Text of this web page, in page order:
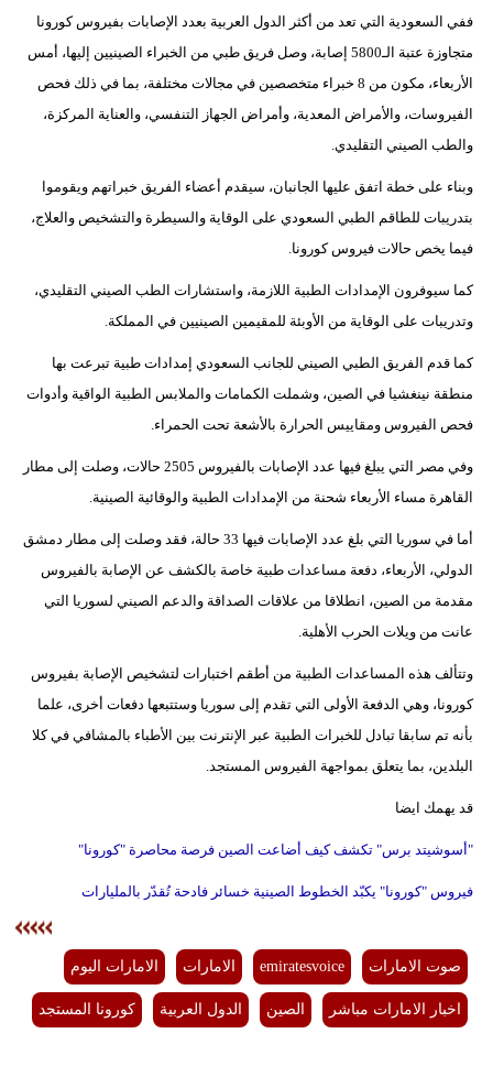
بيئة
مدوَّنات
فيديو
ففي السعودية التي تعد من أكثر الدول العربية بعدد الإصابات بفيروس كورونا
متجاوزة عتبة الـ5800 إصابة، وصل فريق طبي من الخبراء الصينيين إليها، أمس
الأربعاء، مكون من 8 خبراء متخصصين في مجالات مختلفة، بما في ذلك فحص
الفيروسات، والأمراض المعدية، وأمراض الجهاز التنفسي، والعناية المركزة،
والطب الصيني التقليدي.
وبناء على خطة اتفق عليها الجانبان، سيقدم أعضاء الفريق خبراتهم ويقوموا
بتدريبات للطاقم الطبي السعودي على الوقاية والسيطرة والتشخيص والعلاج،
فيما يخص حالات فيروس كورونا.
كما سيوفرون الإمدادات الطبية اللازمة، واستشارات الطب الصيني التقليدي،
وتدريبات على الوقاية من الأوبئة للمقيمين الصينيين في المملكة.
كما قدم الفريق الطبي الصيني للجانب السعودي إمدادات طبية تبرعت بها
منطقة نينغشيا في الصين، وشملت الكمامات والملابس الطبية الواقية وأدوات
فحص الفيروس ومقاييس الحرارة بالأشعة تحت الحمراء.
وفي مصر التي يبلغ فيها عدد الإصابات بالفيروس 2505 حالات، وصلت إلى مطار
القاهرة مساء الأربعاء شحنة من الإمدادات الطبية والوقائية الصينية.
أما في سوريا التي بلغ عدد الإصابات فيها 33 حالة، فقد وصلت إلى مطار دمشق
الدولي، الأربعاء، دفعة مساعدات طبية خاصة بالكشف عن الإصابة بالفيروس
مقدمة من الصين، انطلاقا من علاقات الصداقة والدعم الصيني لسوريا التي
عانت من ويلات الحرب الأهلية.
وتتألف هذه المساعدات الطبية من أطقم اختبارات لتشخيص الإصابة بفيروس
كورونا، وهي الدفعة الأولى التي تقدم إلى سوريا وستتبعها دفعات أخرى، علما
بأنه تم سابقا تبادل للخبرات الطبية عبر الإنترنت بين الأطباء بالمشافي في كلا
البلدين، بما يتعلق بمواجهة الفيروس المستجد.
قد يهمك ايضا
"أسوشيتد برس" تكشف كيف أضاعت الصين فرصة محاصرة "كورونا"
فيروس "كورونا" يكبّد الخطوط الصينية خسائر فادحة تُقدّر بالمليارات
صوت الامارات emiratesvoice الامارات الامارات اليوم
اخبار الامارات مباشر الصين الدول العربية كورونا المستجد